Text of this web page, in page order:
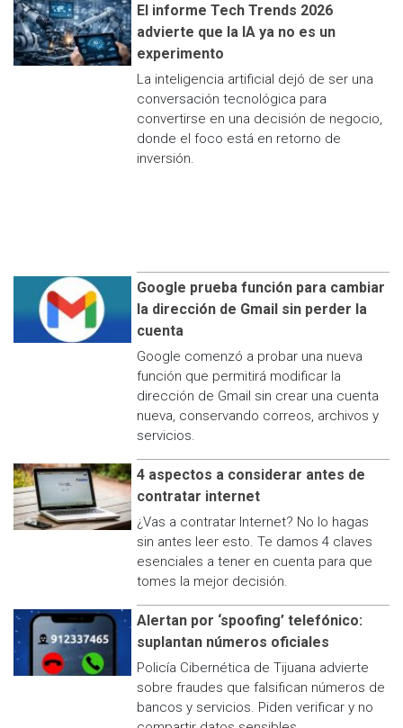
El informe Tech Trends 2026
advierte que la IA ya no es un
experimento
La inteligencia artificial dejó de ser una
conversación tecnológica para
convertirse en una decisión de negocio,
donde el foco está en retorno de
inversión.
Google prueba función para cambiar
la dirección de Gmail sin perder la
cuenta
Google comenzó a probar una nueva
función que permitirá modificar la
dirección de Gmail sin crear una cuenta
nueva, conservando correos, archivos y
servicios.
4 aspectos a considerar antes de
contratar internet
¿Vas a contratar Internet? No lo hagas
sin antes leer esto. Te damos 4 claves
esenciales a tener en cuenta para que
tomes la mejor decisión.
Alertan por ‘spoofing’ telefónico:
suplantan números oficiales
Policía Cibernética de Tijuana advierte
sobre fraudes que falsifican números de
bancos y servicios. Piden verificar y no